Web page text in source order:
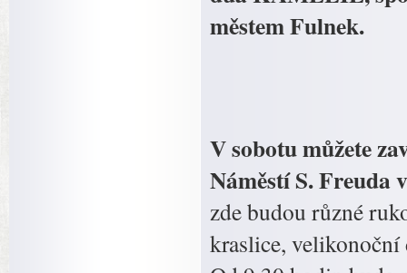
městem Fulnek.
V sobotu můžete
Náměstí S. Freuda
zde budou různé
kraslice, velikonoční